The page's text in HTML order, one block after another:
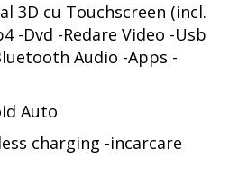
3D cu Touchscreen (incl.
-Dvd -Redare Video -Usb
Audio -Apps -
Auto
charging -incarcare